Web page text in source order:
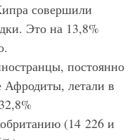
совершили
Это на 13,8%
постоянно
летали в
(14 226 и